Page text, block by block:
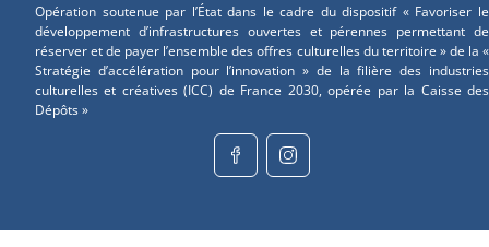
Opération soutenue par l’État dans le cadre du dispositif « Favoriser le
développement d’infrastructures ouvertes et pérennes permettant de
réserver et de payer l’ensemble des offres culturelles du territoire » de la «
Stratégie d’accélération pour l’innovation » de la filière des industries
culturelles et créatives (ICC) de France 2030, opérée par la Caisse des
Dépôts »